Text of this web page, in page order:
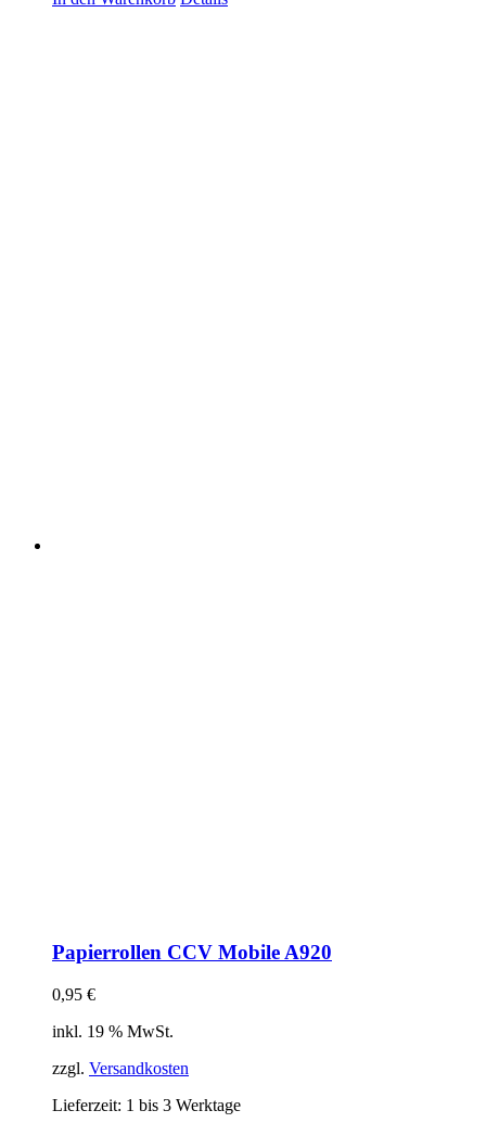
Papierrollen CCV Mobile A920
0,95 €
inkl. 19 % MwSt.
zzgl. Versandkosten
Lieferzeit: 1 bis 3 Werktage